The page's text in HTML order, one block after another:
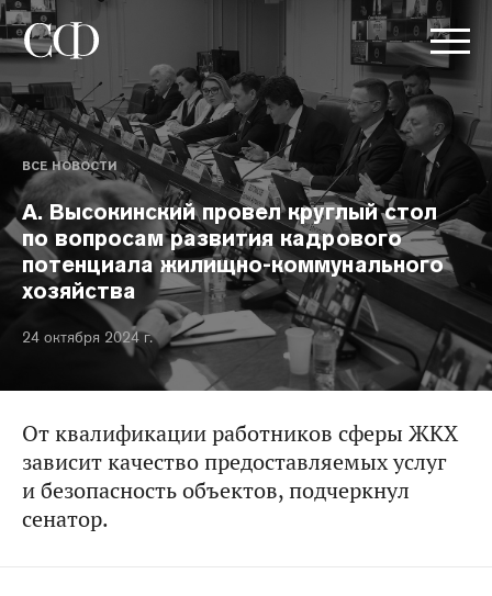
ВСЕ НОВОСТИ
А. Высокинский провел круглый стол
по вопросам развития кадрового
потенциала жилищно-коммунального
хозяйства
24 октября 2024 г.
От квалификации работников сферы ЖКХ
зависит качество предоставляемых услуг
и безопасность объектов, подчеркнул
сенатор.